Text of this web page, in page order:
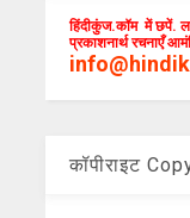
हिंदीकुंज.कॉम में छपें.
प्रकाशनार्थ रचनाएँ
कॉपीराइट